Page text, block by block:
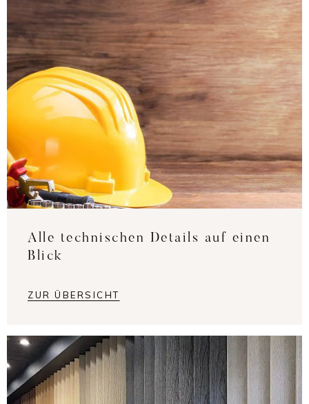
Alle technischen Details auf einen
Blick
ZUR ÜBERSICHT